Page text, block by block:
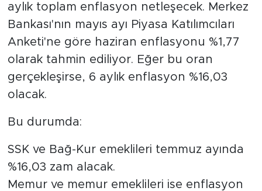
aylık toplam enflasyon netleşecek. Merkez
Bankası'nın mayıs ayı Piyasa Katılımcıları
Anketi'ne göre haziran enflasyonu %1,77
olarak tahmin ediliyor. Eğer bu oran
gerçekleşirse, 6 aylık enflasyon %16,03
olacak.
Bu durumda:
SSK ve Bağ-Kur emeklileri temmuz ayında
%16,03 zam alacak.
Memur ve memur emeklileri ise enflasyon